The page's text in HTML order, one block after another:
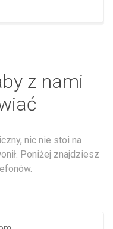
z nami
nic nie stoi na
Poniżej znajdziesz